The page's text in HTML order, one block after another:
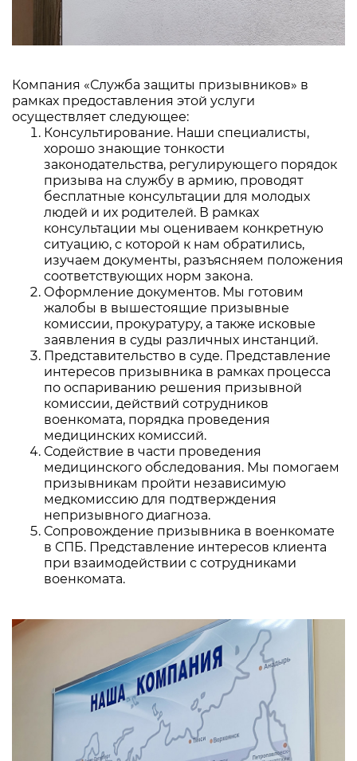
Компания «Служба защиты призывников» в
рамках предоставления этой услуги
осуществляет следующее:
Консультирование. Наши специалисты,
хорошо знающие тонкости
законодательства, регулирующего порядок
призыва на службу в армию, проводят
бесплатные консультации для молодых
людей и их родителей. В рамках
консультации мы оцениваем конкретную
ситуацию, с которой к нам обратились,
изучаем документы, разъясняем положения
соответствующих норм закона.
Оформление документов. Мы готовим
жалобы в вышестоящие призывные
комиссии, прокуратуру, а также исковые
заявления в суды различных инстанций.
Представительство в суде. Представление
интересов призывника в рамках процесса
по оспариванию решения призывной
комиссии, действий сотрудников
военкомата, порядка проведения
медицинских комиссий.
Содействие в части проведения
медицинского обследования. Мы помогаем
призывникам пройти независимую
медкомиссию для подтверждения
непризывного диагноза.
Сопровождение призывника в военкомате
в СПБ. Представление интересов клиента
при взаимодействии с сотрудниками
военкомата.